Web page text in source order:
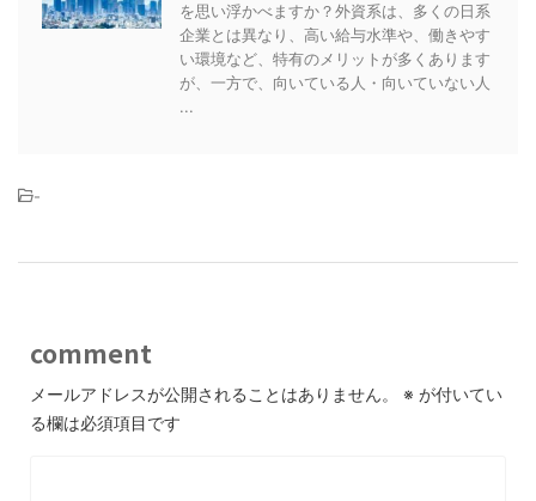
を思い浮かべますか？外資系は、多くの日系
企業とは異なり、高い給与水準や、働きやす
い環境など、特有のメリットが多くあります
が、一方で、向いている人・向いていない人
...
-
comment
メールアドレスが公開されることはありません。 ※ が付いてい
る欄は必須項目です